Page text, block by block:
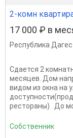
2-комн
17 000 ₽ в
Республика
Сдается 2
месяцев. Дом
видом из окна на
рестораны) . До
Собственник